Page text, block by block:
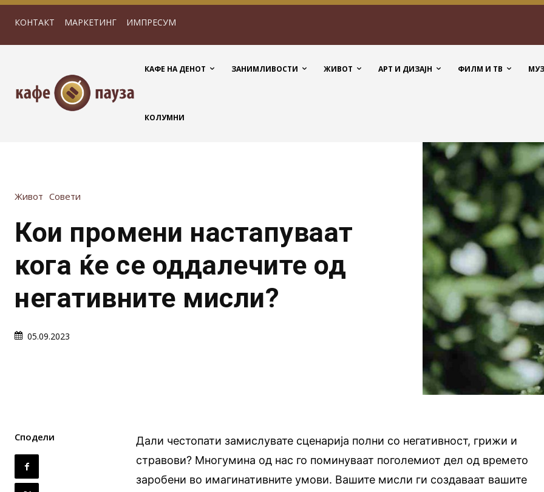
КОНТАКТ МАРКЕТИНГ ИМПРЕСУМ
КАФЕ НА ДЕНОТ ЗАНИМЛИВОСТИ ЖИВОТ АРТ И ДИЗАЈН ФИЛМ И ТВ
КОЛУМНИ
Живот Совети
Кои промени настапуваат
кога ќе се оддалечите од
негативните мисли?
05.09.2023
Сподели
Дали честопати замислувате сценарија полни со негативност, грижи и
стравови? Многумина од нас го поминуваат поголемиот дел од времето
заробени во имагинативните умови. Вашите мисли ги создаваат вашите